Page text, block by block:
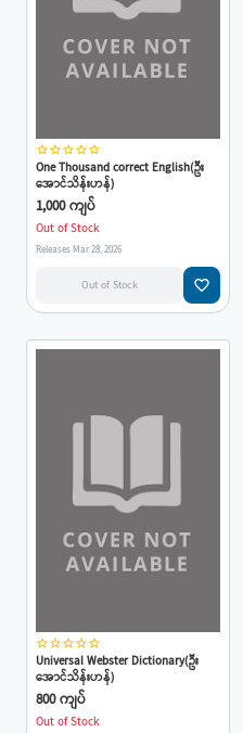
star_borderstar_borderstar_borderstar_borderstar_border
One Thousand correct English(ဦး
အောင်သိန်းဟန်)
1,000 ကျပ်
Out of Stock
Releases Mar 28, 2026
Out of Stock favorite_border
star_borderstar_borderstar_borderstar_borderstar_border
Universal Webster Dictionary(ဦး
အောင်သိန်းဟန်)
800 ကျပ်
Out of Stock